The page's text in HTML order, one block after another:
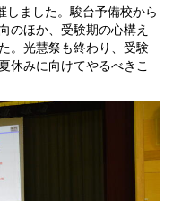
ました。駿台予備校から
のほか、受験期の心構え
。光慧祭も終わり、受験
休みに向けてやるべきこ